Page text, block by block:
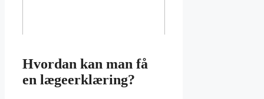
Hvordan kan man få
en lægeerklæring?